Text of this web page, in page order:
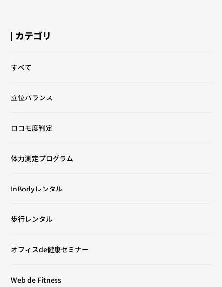
カテゴリ
すべて
立位バランス
ロコモ度判定
体力測定プログラム
InBodyレンタル
歩行レンタル
オフィスde健康セミナー
Web de Fitness